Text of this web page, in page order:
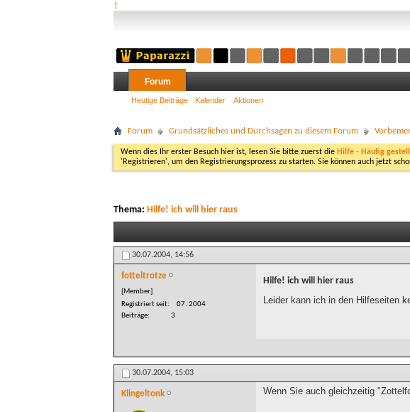
†
Forum
Heutige Beiträge Kalender Aktionen
Forum Grundsätzliches und Durchsagen zu diesem Forum
Wenn dies Ihr erster Besuch hier ist, lesen Sie bitte zuerst die Hilfe - Häufig
'Registrieren', um den Registrierungsprozess zu starten. Sie können auch jetzt
Thema: Hilfe! ich will hier raus
30.07.2004, 14:56
fotteltrotze
[Member]
Registriert seit
07. 2004
Beiträge
3
Hilfe! ich will hier raus
Leider kann ich in den Hilfeseiten
30.07.2004, 15:03
Klingeltonk Wenn Sie auch gleichzeitig